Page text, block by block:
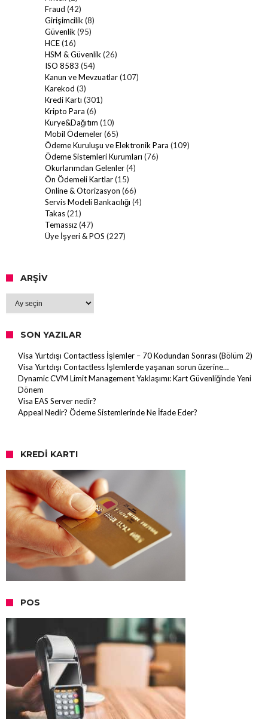
Fraud (42)
Girişimcilik (8)
Güvenlik (95)
HCE(16)
HSM & Güvenlik (26)
ISO 8583 (54)
Kanun ve Mevzuatlar(107)
Karekod (3)
Kredi Kartı (301)
Kripto Para (6)
Kurye&Dağıtım (10)
Mobil Ödemeler(65)
Ödeme Kuruluşu ve Elektronik Para (109)
Ödeme Sistemleri Kurumları (76)
Okurlarımdan Gelenler(4)
Ön Ödemeli Kartlar(15)
Online & Otorizasyon (66)
Servis Modeli Bankacılığı (4)
Takas(21)
Temassız(47)
Üye İşyeri & POS (227)
ARŞIV
SON YAZILAR
Visa Yurtdışı Contactless İşlemler – 70 Kodundan Sonrası (Bölüm 2)
Visa Yurtdışı Contactless İşlemlerde yaşanan sorun üzerine…
Dynamic CVM Limit Management Yaklaşımı: Kart Güvenliğinde Yeni
Dönem
Visa EAS Server nedir?
Appeal Nedir? Ödeme Sistemlerinde Ne İfade Eder?
KREDI KARTI
POS